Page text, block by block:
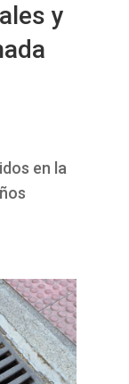
y
en la